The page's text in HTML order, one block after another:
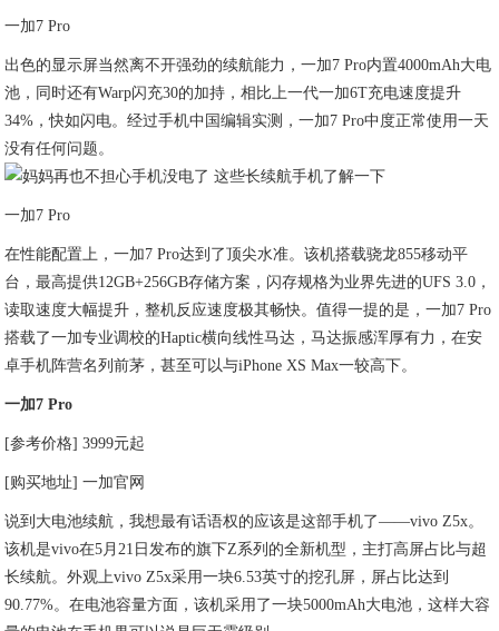
一加7 Pro
出色的显示屏当然离不开强劲的续航能力，一加7 Pro内置4000mAh大电
池，同时还有Warp闪充30的加持，相比上一代一加6T充电速度提升
34%，快如闪电。经过手机中国编辑实测，一加7 Pro中度正常使用一天
没有任何问题。
一加7 Pro
在性能配置上，一加7 Pro达到了顶尖水准。该机搭载骁龙855移动平
台，最高提供12GB+256GB存储方案，闪存规格为业界先进的UFS 3.0，
读取速度大幅提升，整机反应速度极其畅快。值得一提的是，一加7 Pro
搭载了一加专业调校的Haptic横向线性马达，马达振感浑厚有力，在安
卓手机阵营名列前茅，甚至可以与iPhone XS Max一较高下。
一加7 Pro
[参考价格] 3999元起
[购买地址] 一加官网
说到大电池续航，我想最有话语权的应该是这部手机了——vivo Z5x。
该机是vivo在5月21日发布的旗下Z系列的全新机型，主打高屏占比与超
长续航。外观上vivo Z5x采用一块6.53英寸的挖孔屏，屏占比达到
90.77%。在电池容量方面，该机采用了一块5000mAh大电池，这样大容